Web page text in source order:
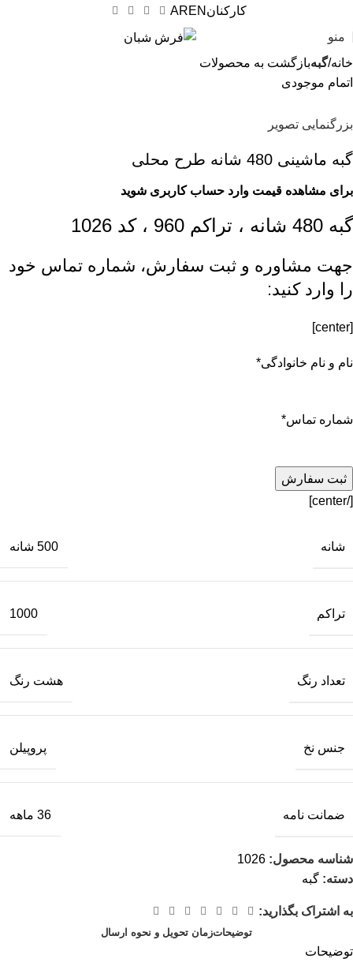
کارکنان EN
AR
منو
خانه گبهبازگشت به محصولات
اتمام موجودی
بزرگنمایی تصویر
گبه ماشینی 480 شانه طرح محلی
برای مشاهده قیمت وارد حساب کاربری شوید
گبه 480 شانه ، تراکم 960 ، کد 1026
جهت مشاوره و ثبت سفارش، شماره تماس خود
را وارد کنید:
[center]
نام و نام خانوادگی*
شماره تماس*
[/center]
شانه 500 شانه
تراکم 1000
تعداد رنگ هشت رنگ
جنس نخ پروپیلن
ضمانت نامه 36 ماهه
شناسه محصول: 1026
دسته: گبه
به اشتراک بگذارید:
توضیحاتزمان تحویل و نحوه ارسال
توضیحات